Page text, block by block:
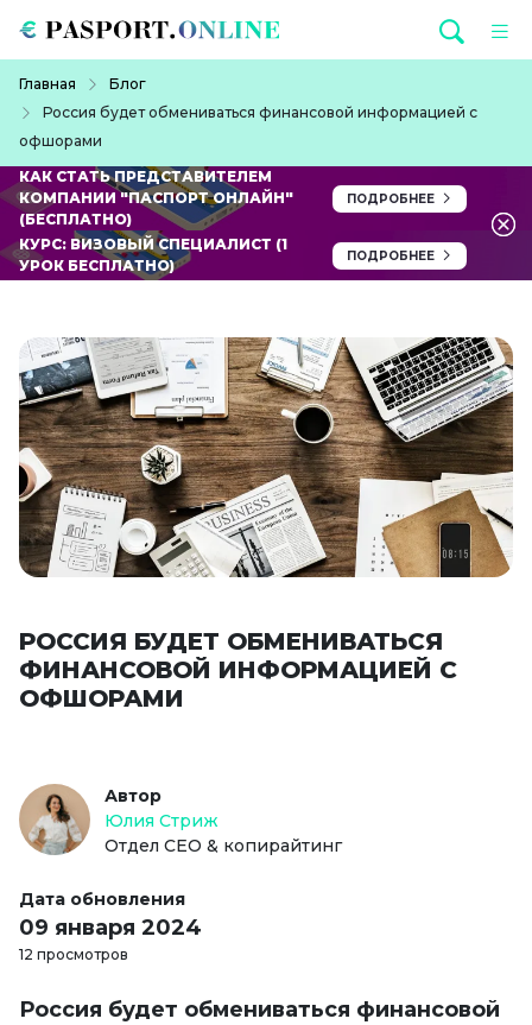
Главная
Блог
Россия будет обмениваться финансовой информацией с
офшорами
КАК СТАТЬ ПРЕДСТАВИТЕЛЕМ
КОМПАНИИ "ПАСПОРТ ОНЛАЙН"
(БЕСПЛАТНО)
ПОДРОБНЕЕ
КУРС: ВИЗОВЫЙ СПЕЦИАЛИСТ (1
УРОК БЕСПЛАТНО)
ПОДРОБНЕЕ
РОССИЯ БУДЕТ ОБМЕНИВАТЬСЯ
ФИНАНСОВОЙ ИНФОРМАЦИЕЙ С
ОФШОРАМИ
Автор
Юлия Стриж
Отдел СЕО & копирайтинг
Дата обновления
09 января 2024
12 просмотров
Россия будет обмениваться финансовой